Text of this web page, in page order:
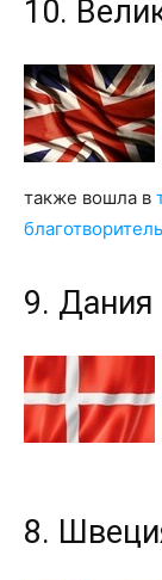
10.
также вошла в
9. Дания
8.